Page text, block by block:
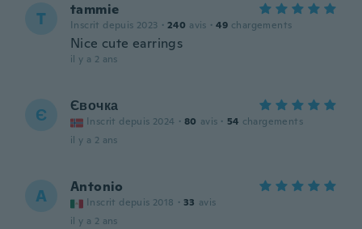
T tammie
Inscrit depuis 2023 · 240 avis · 49 chargements
Nice cute earrings
il y a 2 ans
Є Євочка
Inscrit depuis 2024 · 80 avis · 54 chargements
il y a 2 ans
A Antonio
Inscrit depuis 2018 · 33 avis
il y a 2 ans